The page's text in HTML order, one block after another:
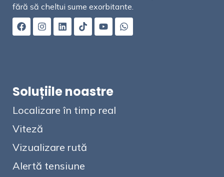
fără să cheltui sume exorbitante.
Soluțiile noastre
Localizare în timp real
Viteză
Vizualizare rută
Alertă tensiune